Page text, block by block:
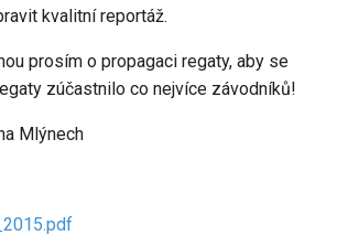
kvalitní reportáž.
prosím o propagaci regaty, aby se
zúčastnilo co nejvíce závodníků!
Mlýnech